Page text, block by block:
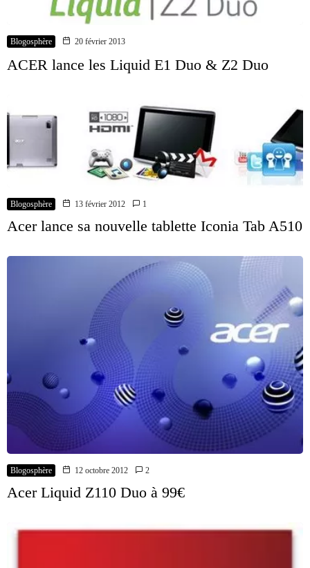
Blogosphère 20 février 2013
ACER lance les Liquid E1 Duo & Z2 Duo
Blogosphère 13 février 2012 1
Acer lance sa nouvelle tablette Iconia Tab A510
Blogosphère 12 octobre 2012 2
Acer Liquid Z110 Duo à 99€